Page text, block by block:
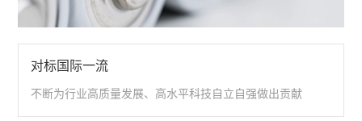
对标国际一流
不断为行业高质量发展、高水平科技自立自强做出贡献